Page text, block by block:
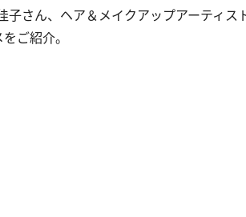
さん、ヘア＆メイクアップアーティス
ご紹介。